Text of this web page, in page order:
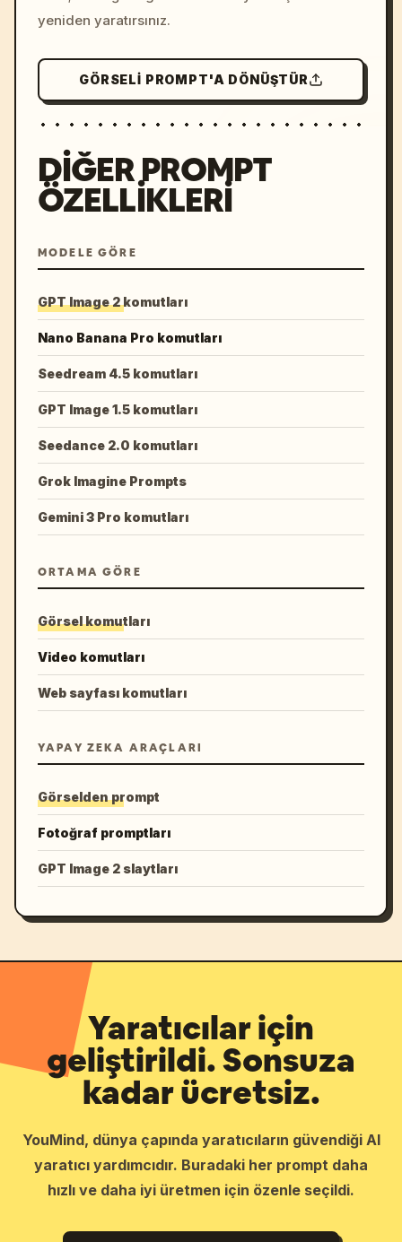
yeniden yaratırsınız.
GÖRSELI PROMPT'A DÖNÜŞTÜR
DIĞER PROMPT
ÖZELLIKLERI
MODELE GÖRE
GPT Image 2 komutları
Nano Banana Pro komutları
Seedream 4.5 komutları
GPT Image 1.5 komutları
Seedance 2.0 komutları
Grok Imagine Prompts
Gemini 3 Pro komutları
ORTAMA GÖRE
Görsel komutları
Video komutları
Web sayfası komutları
YAPAY ZEKA ARAÇLARI
Görselden prompt
Fotoğraf promptları
GPT Image 2 slaytları
Yaratıcılar için
geliştirildi. Sonsuza
kadar ücretsiz.
YouMind, dünya çapında yaratıcıların güvendiği AI
yaratıcı yardımcıdır. Buradaki her prompt daha
hızlı ve daha iyi üretmen için özenle seçildi.